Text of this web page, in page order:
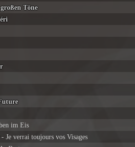
Töne
im Eis
- Je verrai toujours vos Visages